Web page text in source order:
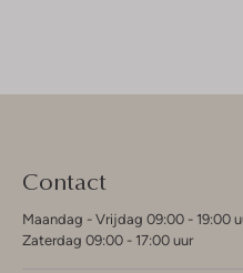
Contact
Maandag - Vrijdag 09:00 - 19:00
Zaterdag 09:00 - 17:00 uur